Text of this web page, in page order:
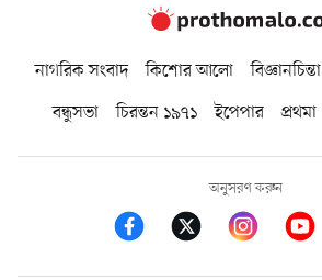
নাগরিক সংবাদ কিশোর আলো বিজ্ঞানচিন্তা
বন্ধুসভা
চিরন্তন ১৯৭১ ইপেপার প্রথমা
অনুসরণ করুন